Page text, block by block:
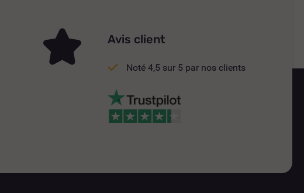
Avis client
Noté 4,5 sur 5 par nos clients